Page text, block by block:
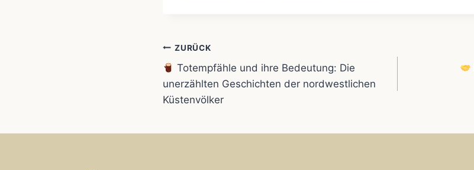
o p e
Beitragsnavigation
ZURÜCK
Totempfähle und ihre Bedeutung: Die
unerzählten Geschichten der nordwestlichen
Küstenvölker